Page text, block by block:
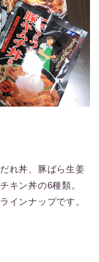
れ丼、豚ばら生姜
キン丼の6種類。
インナップです。